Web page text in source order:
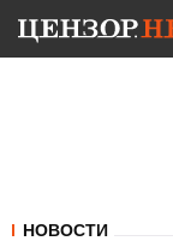
НОВОСТИ